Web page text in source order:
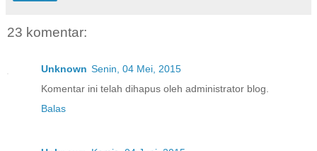
23 komentar:
Unknown Senin, 04 Mei, 2015
Komentar ini telah dihapus oleh administrator blog.
Balas